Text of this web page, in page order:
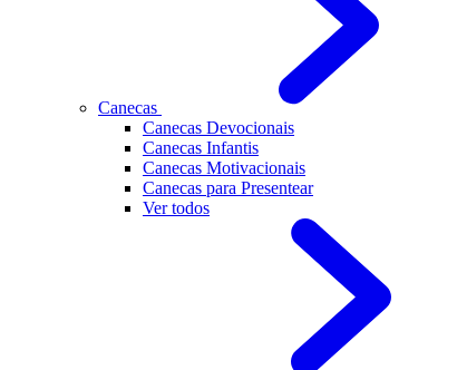
Canecas
Canecas Devocionais
Canecas Infantis
Canecas Motivacionais
Canecas para Presentear
Ver todos